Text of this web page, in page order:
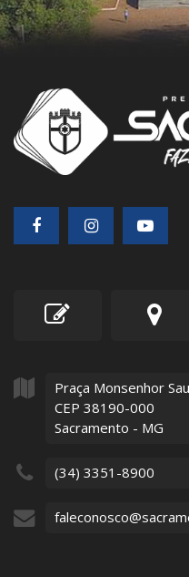
Praça Monsenhor
CEP 38190-000
Sacramento - MG
(34) 3351-8900